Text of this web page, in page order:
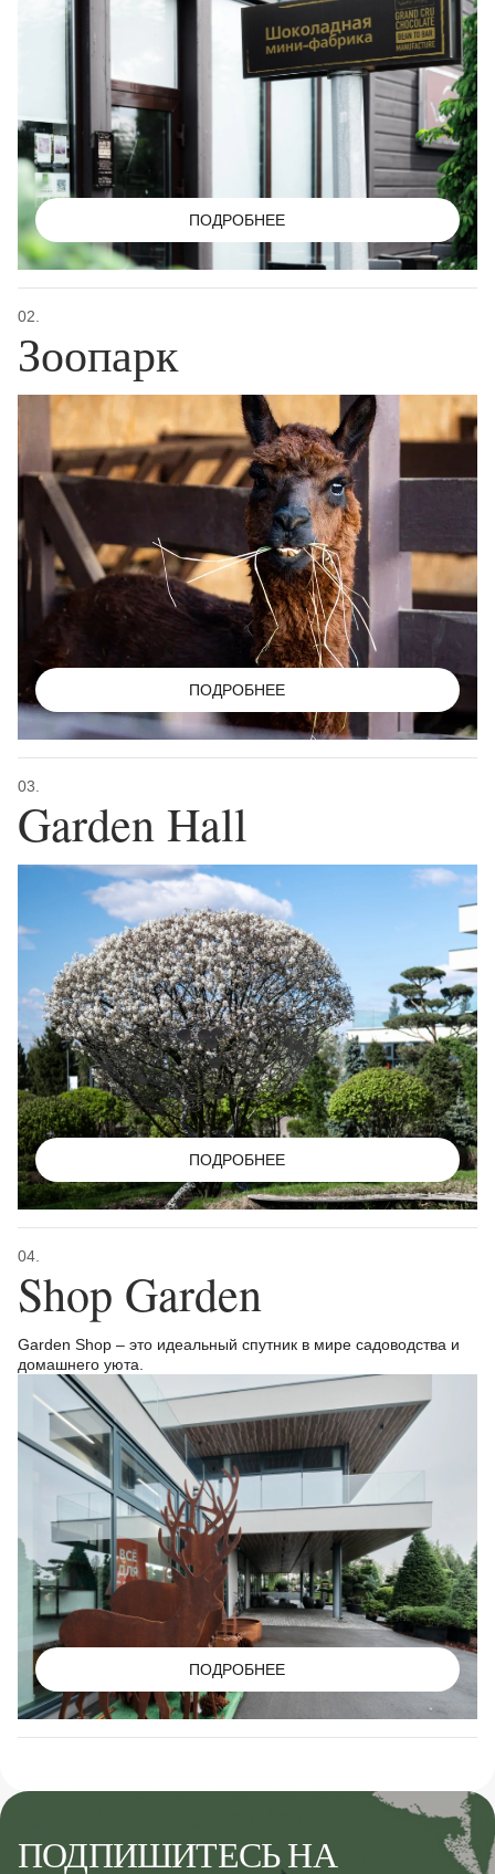
ПОДРОБНЕЕ
02.
Зоопарк
ПОДРОБНЕЕ
03.
Garden Hall
ПОДРОБНЕЕ
04.
Shop Garden
Garden Shop – это идеальный спутник в мире садоводства и
домашнего уюта.
ПОДРОБНЕЕ
ПОДПИШИТЕСЬ НА